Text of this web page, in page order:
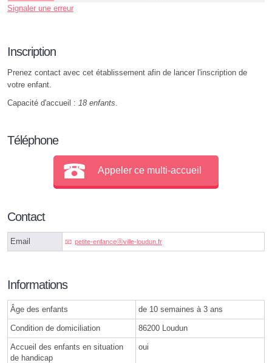
Signaler une erreur
Inscription
Prenez contact avec cet établissement afin de lancer l'inscription de
votre enfant.
Capacité d'accueil : 18 enfants
Téléphone
Appeler ce multi-accueil
Contact
Email petite-enfanceⓐville-loudun.fr
Informations
Âge des enfants de 10 semaines à 3 ans
Condition de domiciliation 86200 Loudun
Accueil des enfants en situation
de handicap
oui